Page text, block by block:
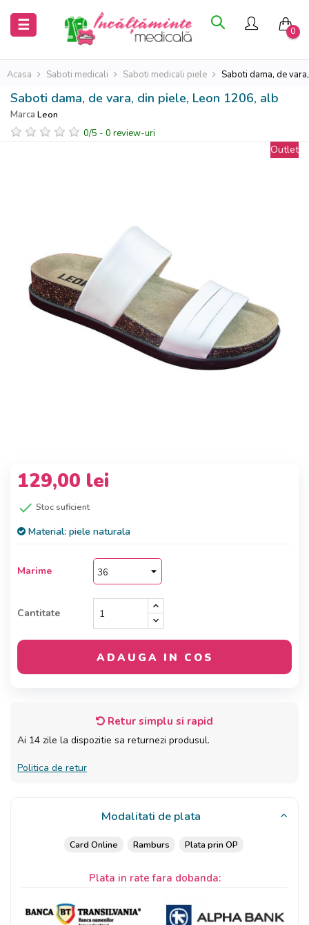
Toggle
navigation
☰ 0
Acasa Saboti medicali Saboti medicali piele Saboti dama, de
Saboti dama, de vara, din piele, Leon 1206, alb
Marca Leon
0/5 - 0 review-uri
Outlet
129,00 lei
 Stoc suficient
Material: piele naturala
Marime
Cantitate
ADAUGA IN COS
Retur simplu si rapid
Ai 14 zile la dispozitie sa returnezi produsul.
Politica de retur
Modalitati de plata
Card Online Ramburs Plata prin OP
Plata in rate fara dobanda:
Inchide
Acasa
Saboti
medicali
Inchide
Acasa
Saboti
medicali